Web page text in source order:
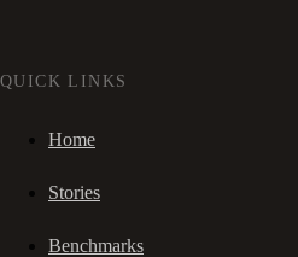
QUICK LINKS
Home
Stories
Benchmarks